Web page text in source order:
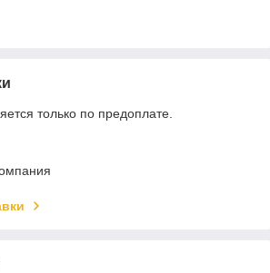
только по предоплате.